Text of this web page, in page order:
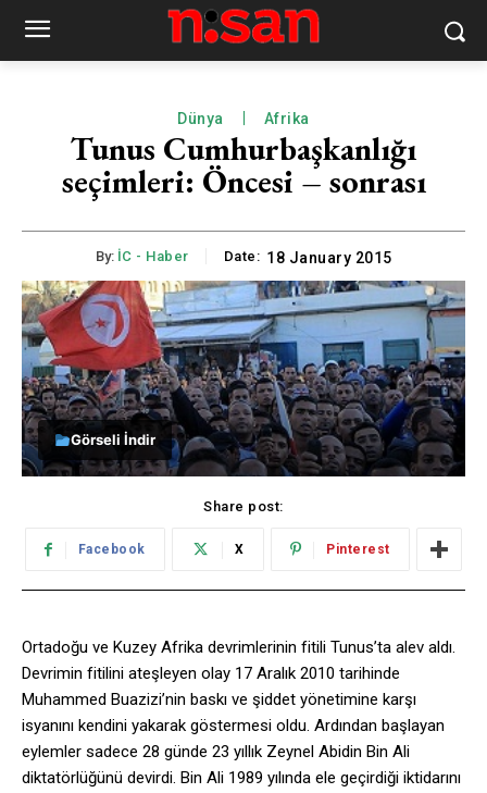
Dünya Afrika
Tunus Cumhurbaşkanlığı
seçimleri: Öncesi – sonrası
By: İC - Haber Date: 18 January 2015
Görseli İndir
Share post:
Facebook X Pinterest
Ortadoğu ve Kuzey Afrika devrimlerinin fitili Tunus’ta alev aldı.
Devrimin fitilini ateşleyen olay 17 Aralık 2010 tarihinde
Muhammed Buazizi’nin baskı ve şiddet yönetimine karşı
isyanını kendini yakarak göstermesi oldu. Ardından başlayan
eylemler sadece 28 günde 23 yıllık Zeynel Abidin Bin Ali
diktatörlüğünü devirdi. Bin Ali 1989 yılında ele geçirdiği iktidarını